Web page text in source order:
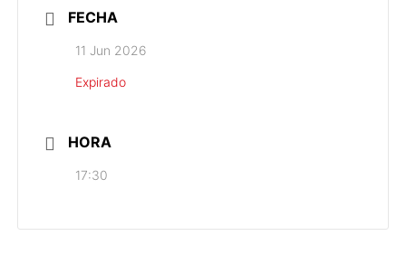
FECHA
11 Jun 2026
Expirado
HORA
17:30